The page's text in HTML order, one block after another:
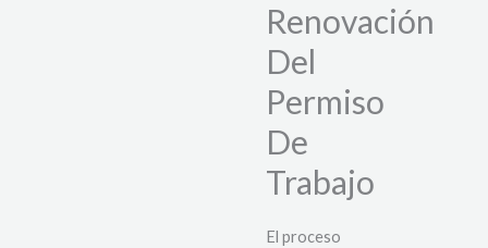
Renovación
Del
Permiso
De
Trabajo
El proceso